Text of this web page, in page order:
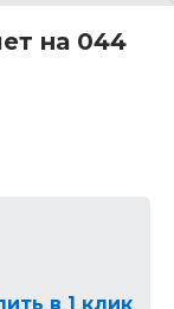
на 044
в 1 клик